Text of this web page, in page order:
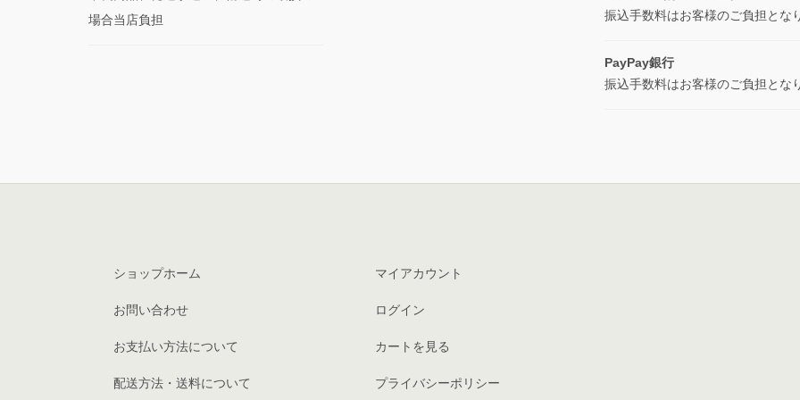
場合当店負担
振込手数料はお客様のご負担とな
PayPay銀行
振込手数料はお客様のご負担とな
ショップホーム
お問い合わせ
お支払い方法について
配送方法・送料について
マイアカウント
ログイン
カートを見る
プライバシーポリシー